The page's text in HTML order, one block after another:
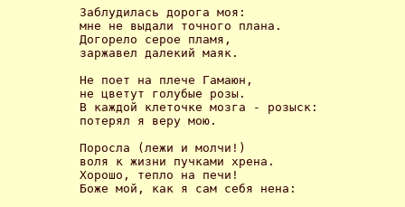
Заблудилась дорога моя:
мне не выдали точного плана.
Догорело серое пламя,
заржавел далекий маяк.
Не поет на плече Гамаюн,
не цветут голубые розы.
В каждой клеточке мозга - розыск:
потерял я веру мою.
Поросла (лежи и молчи!)
воля к жизни пучками хрена.
Хорошо, тепло на печи!
Боже мой, как я сам себя нена: